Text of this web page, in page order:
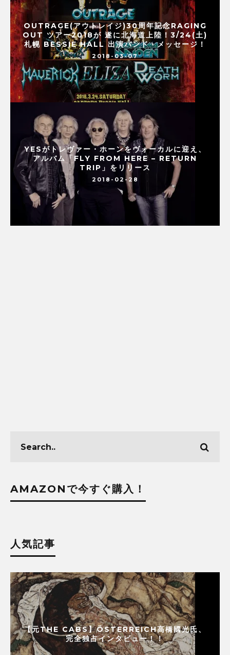
OUTRAGE(アウトレイジ)30周年記念RAGING
OUT ツアー2018が 遂に北海道上陸！3/24(土)
札幌 BESSIE HALL 出演バンド・メッセージ！
2018-03-07
YESがトレヴァー・ホーンをヴォーカルに迎え、
アルバム「FLY FROM HERE – RETURN
TRIP」をリリース
2018-02-28
AMAZONで今すぐ購入！
人気記事
【元THE CABS】ÖSTERREICH高橋國光氏、
完全独占インタビュー！！